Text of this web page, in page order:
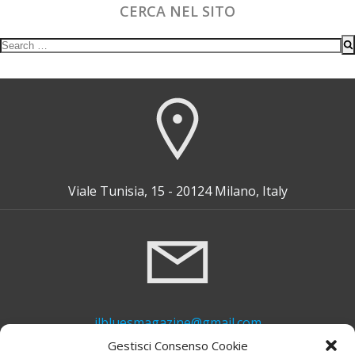
Gestisci Consenso Cookie
CERCA NEL SITO
Search
Viale Tunisia, 15 - 20124 Milano, Italy
ilbluesmagazine@gmail.com